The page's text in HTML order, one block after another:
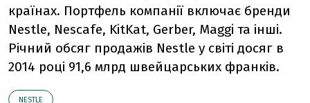
країнах. Портфель компанії включає бренди
Nestle, Nescafe, KitKat, Gerber, Maggi та інші.
Річний обсяг продажів Nestle у світі досяг в
2014 році 91,6 млрд швейцарських франків.
NESTLE